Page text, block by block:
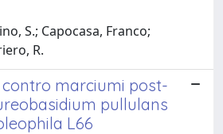
S.; Capocasa, Franco;
R.
marciumi post-
pullulans
L66